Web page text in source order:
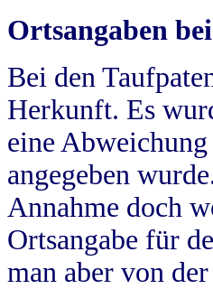
Ortsangaben
Bei den
Herkunft. Es
eine
angegeben
Annahme doch
Ortsangabe für
man aber von